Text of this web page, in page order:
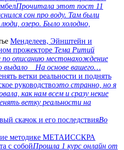
Прочитала этот пост 11
сон про воду. Там были
озеро. Было холодно,
Менделеев, Эйнштейн и
прожекторе Тема Ритий
описанию местонахождение
выдало На основе вашего…
ветки реальности и поднять
руководствоэто странно, но я
как нам всем и сразу некие
ветку реальности на
скачок и его последствияВо
методике МЕТАИССКРА
с собойПрошла 1 курс онлайн от